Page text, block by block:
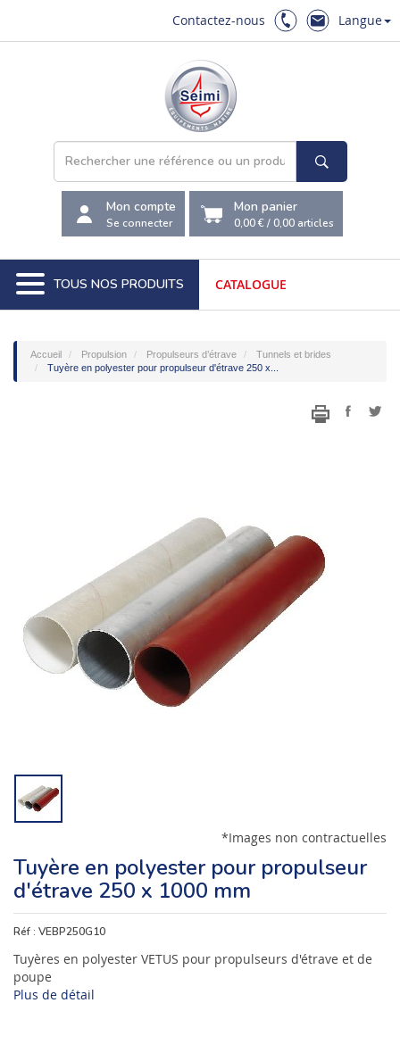
Contactez-nous Langue
Mon compte
Se connecter
Mon panier
0,00 €/0,00 articles
TOUS NOS PRODUITS CATALOGUE
Accueil Propulsion Propulseurs d’étrave
Tunnels et brides
Tuyère en polyester pour propulseur d'étrave 250 x...
*Images non contractuelles
Tuyère en polyester pour propulseur
d'étrave 250 x 1000 mm
Réf : VEBP250G10
Tuyères en polyester VETUS pour propulseurs d'étrave et de
poupe
Plus de détail